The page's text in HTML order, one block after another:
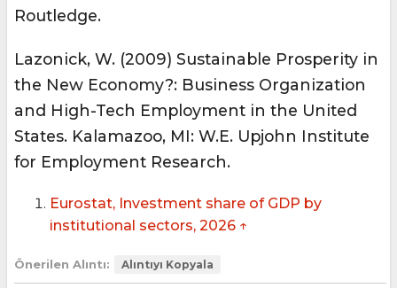
Routledge.
Lazonick, W. (2009) Sustainable Prosperity in
the New Economy?: Business Organization
and High-Tech Employment in the United
States. Kalamazoo, MI: W.E. Upjohn Institute
for Employment Research.
Eurostat, Investment share of GDP by
institutional sectors, 2026 ↑
Önerilen Alıntı: Alıntıyı Kopyala